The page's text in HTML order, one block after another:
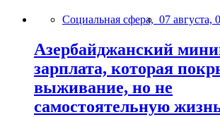
Социальная сфера, 07 августа,
Азербайджанский
зарплата, которая
выживание, но не
самостоятельную